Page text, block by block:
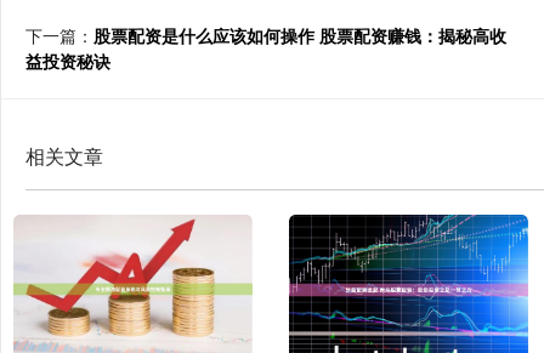
下一篇： 股票配资是什么应该如何操作 股票配资赚钱：揭秘高收
益投资秘诀
相关文章